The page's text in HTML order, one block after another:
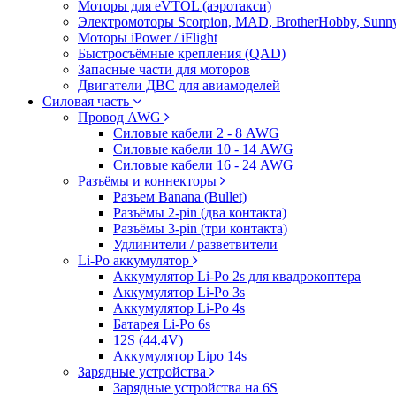
Моторы для eVTOL (аэротакси)
Электромоторы Scorpion, MAD, BrotherHobby,
Моторы iPower / iFlight
Быстросъёмные крепления (QAD)
Запасные части для моторов
Двигатели ДВС для авиамоделей
Силовая часть
Провод AWG
Силовые кабели 2 - 8 AWG
Силовые кабели 10 - 14 AWG
Силовые кабели 16 - 24 AWG
Разъёмы и коннекторы
Разъем Banana (Bullet)
Разъёмы 2-pin (два контакта)
Разъёмы 3-pin (три контакта)
Удлинители / разветвители
Li-Po аккумулятор
Аккумулятор Li-Po 2s для квадрокоптера
Аккумулятор Li-Po 3s
Аккумулятор Li-Po 4s
Батарея Li-Po 6s
12S (44.4V)
Аккумулятор Lipo 14s
Зарядные устройства
Зарядные устройства на 6S